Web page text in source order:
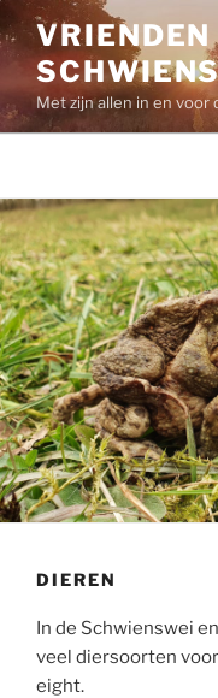
Skip
to
content
VRIENDEN
Met zijn allen in en voor
DIEREN
In de Schwienswei
veel diersoorten
eight.